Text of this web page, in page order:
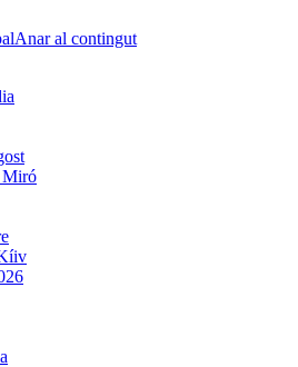
Anar al contingut
Miró